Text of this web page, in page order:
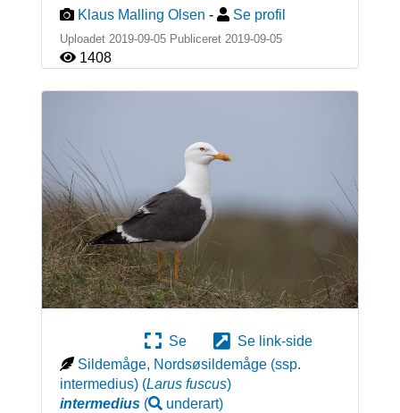
Klaus Malling Olsen - Se profil
Uploadet 2019-09-05 Publiceret 2019-09-05
1408
Se
Se link-side
Sildemåge, Nordsøsildemåge (ssp.
intermedius) (Larus fuscus)
intermedius( underart)